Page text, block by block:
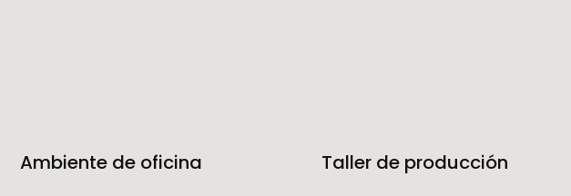
Ambiente de oficina Taller de producción